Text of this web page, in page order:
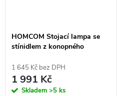
HOMCOM Stojací lampa se
stínidlem z konopného
nožní vypínač, kov, černá
barva
1 645 Kč bez DPH
1 991 Kč
Skladem >5 ks